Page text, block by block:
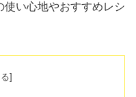
使い心地やおすすめレシ